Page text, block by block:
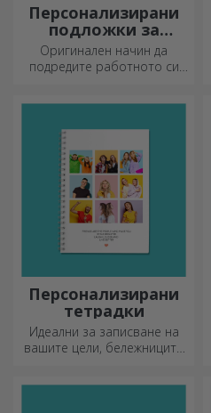
Персонализирани
подложки за
мишка
Оригинален начин да
подредите работното си
мишка.
Персонализирани
тетрадки
Идеални за записване на
вашите цели, бележниците